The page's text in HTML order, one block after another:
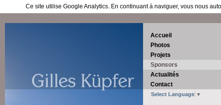
Ce site utilise Google Analytics. En continuant à naviguer, vous nous
Accueil
Photos
Projets
Sponsors
Actualités
Contact
Select Language ▼